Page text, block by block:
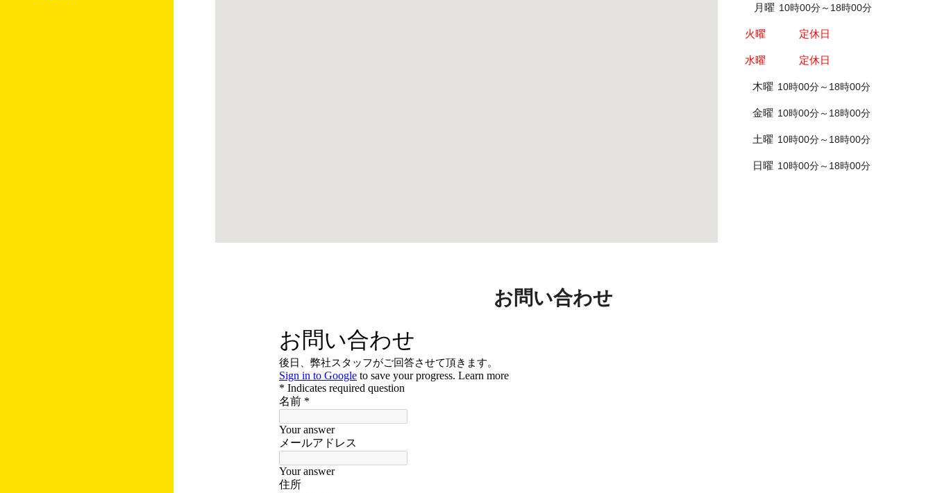
月曜 10時00分～18時00分
火曜 定休日
水曜 定休日
木曜 10時00分～18時00分
金曜 10時00分～18時00分
土曜 10時00分～18時00分
日曜 10時00分～18時00分
お問い合わせ